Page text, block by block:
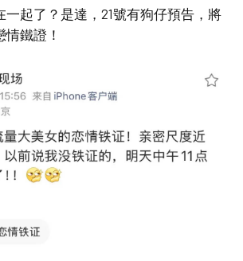
一起了？是達，21號有狗仔預告，將
鐵證！